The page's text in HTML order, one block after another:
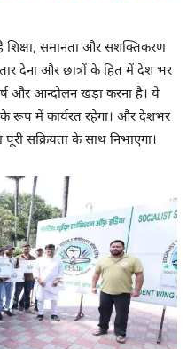
शिक्षा, समानता और सशक्तिकरण
देना और छात्रों के हित में देश भर
और आन्दोलन खड़ा करना है। ये
के रूप में कार्यरत रहेगा। और देशभर
सक्रियता के साथ निभाएगा।